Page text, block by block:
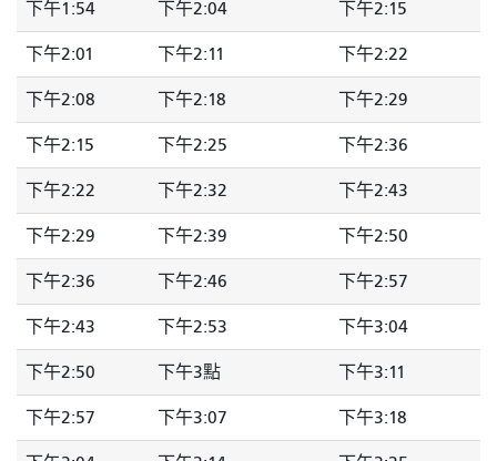
下午1:54 下午2:04 下午2:15
下午2:01 下午2:11 下午2:22
下午2:08 下午2:18 下午2:29
下午2:15 下午2:25 下午2:36
下午2:22 下午2:32 下午2:43
下午2:29 下午2:39 下午2:50
下午2:36 下午2:46 下午2:57
下午2:43 下午2:53 下午3:04
下午2:50 下午3點 下午3:11
下午2:57 下午3:07 下午3:18